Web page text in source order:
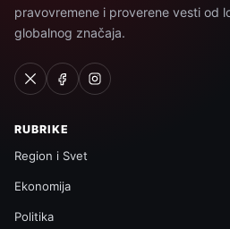
pravovremene i proverene vesti od
globalnog značaja.
RUBRIKE
Region i Svet
Ekonomija
Politika